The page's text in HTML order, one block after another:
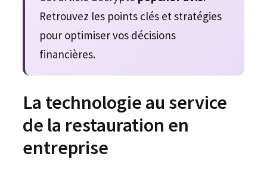
Retrouvez les points clés et stratégies
pour optimiser vos décisions
financières.
La technologie au service
de la restauration en
entreprise